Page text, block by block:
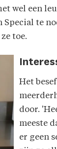
wel een
te
toe.
Het
door.
meeste
er geen